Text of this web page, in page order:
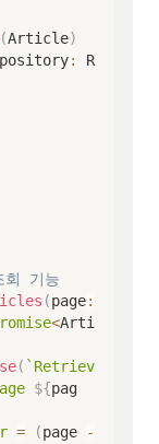
(Article)
:
R
기능
(page:
<Arti
( ` Retriev
${pag
= (page
-